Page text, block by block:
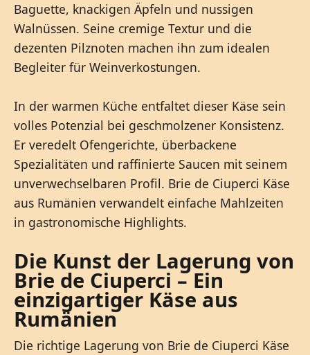
Baguette, knackigen Äpfeln und nussigen
Walnüssen. Seine cremige Textur und die
dezenten Pilznoten machen ihn zum idealen
Begleiter für Weinverkostungen.
In der warmen Küche entfaltet dieser Käse sein
volles Potenzial bei geschmolzener Konsistenz.
Er veredelt Ofengerichte, überbackene
Spezialitäten und raffinierte Saucen mit seinem
unverwechselbaren Profil. Brie de Ciuperci Käse
aus Rumänien verwandelt einfache Mahlzeiten
in gastronomische Highlights.
Die Kunst der Lagerung von
Brie de Ciuperci – Ein
einzigartiger Käse aus
Rumänien
Die richtige Lagerung von Brie de Ciuperci Käse